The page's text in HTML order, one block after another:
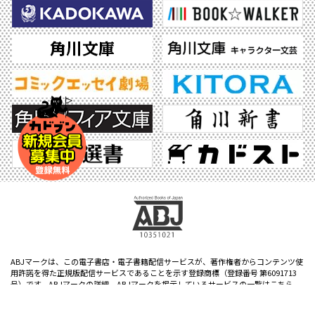
ABJマークは、この電子書店・電子書籍配信サービスが、著作権者からコンテンツ使
用許諾を得た正規版配信サービスであることを示す登録商標（登録番号 第6091713
号）です。ABJマークの詳細、ABJマークを掲示しているサービスの一覧はこちら。